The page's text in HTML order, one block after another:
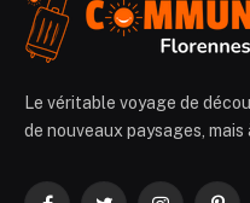
Le véritable voyage de
de nouveaux paysages,